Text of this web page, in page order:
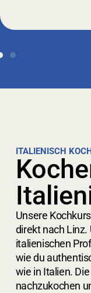
ITALIENISCH
Unsere
direkt nach
italienischen
wie du
wie in Italien.
nachzukochen